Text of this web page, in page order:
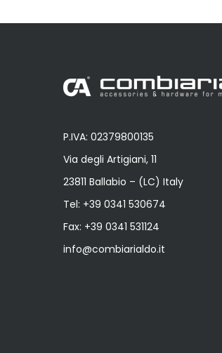
P.IVA: 02379800135
Via degli Artigiani, 11
23811 Ballabio – (LC) Italy
Tel: +39 0341 530674
Fax: +39 0341 531124
info@combiarialdo.it